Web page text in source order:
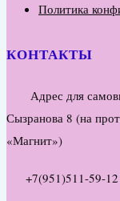
Политика
КОНТАКТЫ
Адрес для
Сызранова 8 (на
«Магнит»)
+7(951)511-59-12